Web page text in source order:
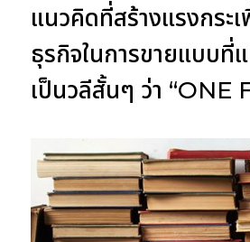
แนวคิดที่สร้างแรงกระ
ธุรกิจในการขายแบบที่
เป็นวลีสั้นๆ ว่า “ONE